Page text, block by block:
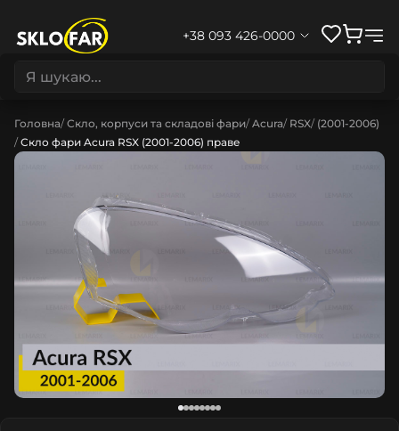
+38 093 426-0000
Головна Скло, корпуси та складові фари Acura RSX (2001-2006)
Скло фари Acura RSX (2001-2006) праве